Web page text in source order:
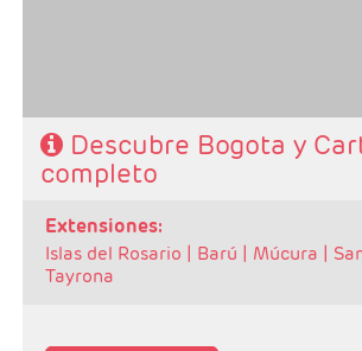
Descubre Bogota y
completo
extensiones:
Islas del Rosario | Barú | Múcura |
Tayrona